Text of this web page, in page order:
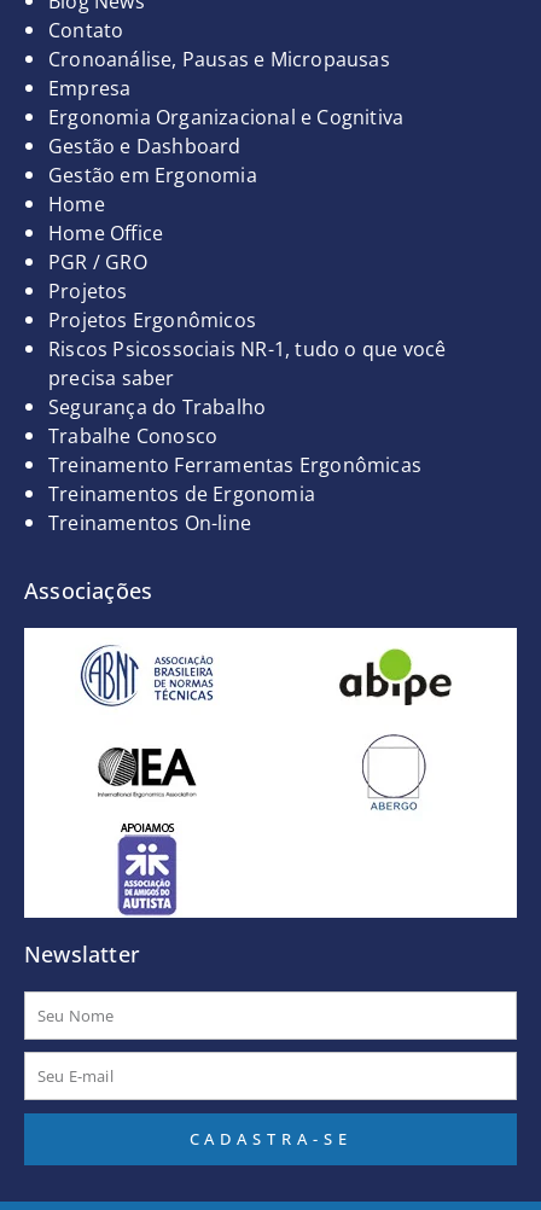
Contato
Cronoanálise, Pausas e Micropausas
Empresa
Ergonomia Organizacional e Cognitiva
Gestão e Dashboard
Gestão em Ergonomia
Home
Home Office
PGR / GRO
Projetos
Projetos Ergonômicos
Riscos Psicossociais NR-1, tudo o que você
precisa saber
Segurança do Trabalho
Trabalhe Conosco
Treinamento Ferramentas Ergonômicas
Treinamentos de Ergonomia
Treinamentos On-line
Associações
Newslatter
Nome
E-
mail
CADASTRA-SE